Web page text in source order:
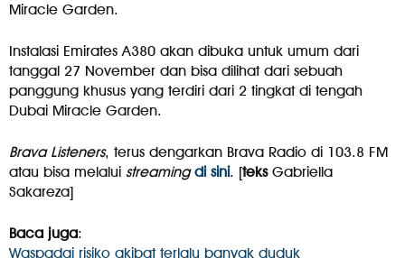
Miracle Garden.
Instalasi Emirates A380 akan dibuka untuk umum dari
tanggal 27 November dan bisa dilihat dari sebuah
panggung khusus yang terdiri dari 2 tingkat di tengah
Dubai Miracle Garden.
Brava Listeners, terus dengarkan Brava Radio di 103.8 FM
atau bisa melalui streaming di sini. [teksGabriella
Sakareza]
Baca juga:
Waspadai risiko akibat terlalu banyak duduk